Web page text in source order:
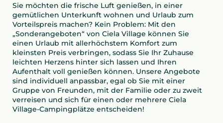
Sie möchten die frische Luft genießen, in einer
gemütlichen Unterkunft wohnen und Urlaub zum
Vorteilspreis machen? Kein Problem: Mit den
„Sonderangeboten“ von Ciela Village können Sie
einen Urlaub mit allerhöchstem Komfort zum
kleinsten Preis verbringen, sodass Sie Ihr Zuhause
leichten Herzens hinter sich lassen und Ihren
Aufenthalt voll genießen können. Unsere Angebote
sind individuell anpassbar, egal ob Sie mit einer
Gruppe von Freunden, mit der Familie oder zu zweit
verreisen und sich für einen oder mehrere Ciela
Village-Campingplätze entscheiden!